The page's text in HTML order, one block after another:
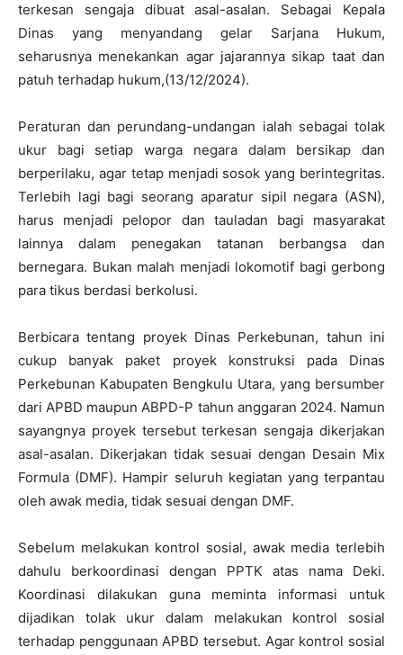
terkesan sengaja dibuat asal-asalan. Sebagai Kepala
Dinas yang menyandang gelar Sarjana Hukum,
seharusnya menekankan agar jajarannya sikap taat dan
patuh terhadap hukum,(13/12/2024).
Peraturan dan perundang-undangan ialah sebagai tolak
ukur bagi setiap warga negara dalam bersikap dan
berperilaku, agar tetap menjadi sosok yang berintegritas.
Terlebih lagi bagi seorang aparatur sipil negara (ASN),
harus menjadi pelopor dan tauladan bagi masyarakat
lainnya dalam penegakan tatanan berbangsa dan
bernegara. Bukan malah menjadi lokomotif bagi gerbong
para tikus berdasi berkolusi.
Berbicara tentang proyek Dinas Perkebunan, tahun ini
cukup banyak paket proyek konstruksi pada Dinas
Perkebunan Kabupaten Bengkulu Utara, yang bersumber
dari APBD maupun ABPD-P tahun anggaran 2024. Namun
sayangnya proyek tersebut terkesan sengaja dikerjakan
asal-asalan. Dikerjakan tidak sesuai dengan Desain Mix
Formula (DMF). Hampir seluruh kegiatan yang terpantau
oleh awak media, tidak sesuai dengan DMF.
Sebelum melakukan kontrol sosial, awak media terlebih
dahulu berkoordinasi dengan PPTK atas nama Deki.
Koordinasi dilakukan guna meminta informasi untuk
dijadikan tolak ukur dalam melakukan kontrol sosial
terhadap penggunaan APBD tersebut. Agar kontrol sosial